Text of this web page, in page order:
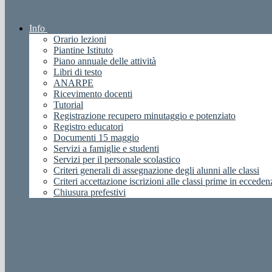
Info
Orario lezioni
Piantine Istituto
Piano annuale delle attività
Libri di testo
ANARPE
Ricevimento docenti
Tutorial
Registrazione recupero minutaggio e potenziato
Registro educatori
Documenti 15 maggio
Servizi a famiglie e studenti
Servizi per il personale scolastico
Criteri generali di assegnazione degli alunni alle classi
Criteri accettazione iscrizioni alle classi prime in
Chiusura prefestivi